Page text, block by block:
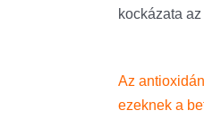
kockázata
Az
ezeknek a